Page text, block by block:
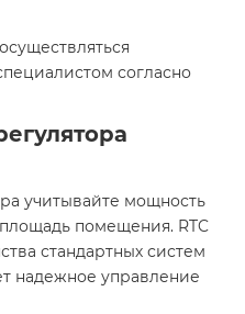
согласно
учитывайте мощность
помещения. RTC
стандартных систем
надежное управление